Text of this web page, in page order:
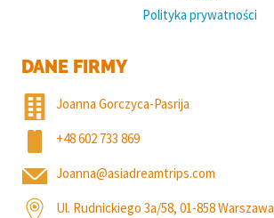
Polityka prywatności
DANE FIRMY
Joanna Gorczyca-Pasrija
+48 602 733 869
Joanna@asiadreamtrips.com
Ul. Rudnickiego 3a/58, 01-858 Warszawa